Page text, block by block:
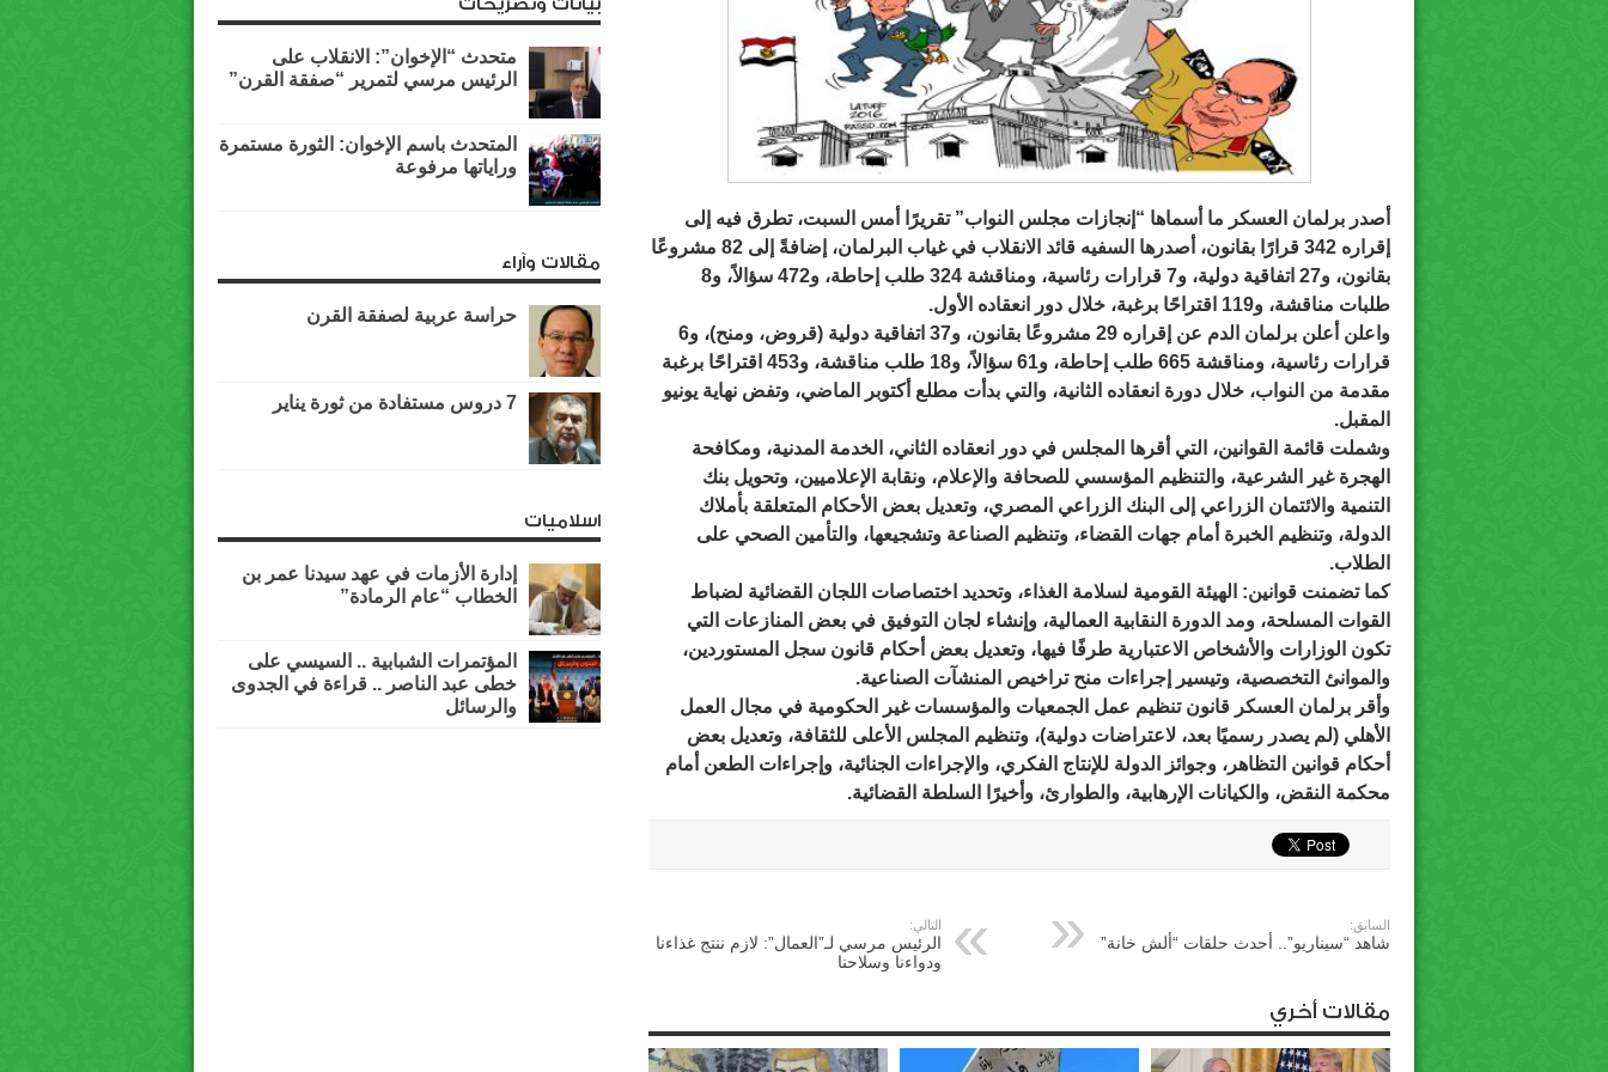
أصدر برلمان العسكر ما أسماها “إنجازات مجلس النواب” تقريرًا أمس السبت، تطرق فيه إلى
إقراره 342 قرارًا بقانون، أصدرها السفيه قائد الانقلاب في غياب البرلمان، إضافةً إلى 82 مشروعًا
بقانون، و27 اتفاقية دولية، و7 قرارات رئاسية، ومناقشة 324 طلب إحاطة، و472 سؤالاً، و8
طلبات مناقشة، و119 اقتراحًا برغبة، خلال دور انعقاده الأول.
واعلن أعلن برلمان الدم عن إقراره 29 مشروعًا بقانون، و37 اتفاقية دولية (قروض، ومنح)، و6
قرارات رئاسية، ومناقشة 665 طلب إحاطة، و61 سؤالاً، و18 طلب مناقشة، و453 اقتراحًا برغبة
مقدمة من النواب، خلال دورة انعقاده الثانية، والتي بدأت مطلع أكتوبر الماضي، وتفض نهاية يونيو
المقبل.
وشملت قائمة القوانين، التي أقرها المجلس في دور انعقاده الثاني، الخدمة المدنية، ومكافحة
الهجرة غير الشرعية، والتنظيم المؤسسي للصحافة والإعلام، ونقابة الإعلاميين، وتحويل بنك
التنمية والائتمان الزراعي إلى البنك الزراعي المصري، وتعديل بعض الأحكام المتعلقة بأملاك
الدولة، وتنظيم الخبرة أمام جهات القضاء، وتنظيم الصناعة وتشجيعها، والتأمين الصحي على
الطلاب.
كما تضمنت قوانين: الهيئة القومية لسلامة الغذاء، وتحديد اختصاصات اللجان القضائية لضباط
القوات المسلحة، ومد الدورة النقابية العمالية، وإنشاء لجان التوفيق في بعض المنازعات التي
تكون الوزارات والأشخاص الاعتبارية طرفًا فيها، وتعديل بعض أحكام قانون سجل المستوردين،
والموانئ التخصصية، وتيسير إجراءات منح تراخيص المنشآت الصناعية.
وأقر برلمان العسكر قانون تنظيم عمل الجمعيات والمؤسسات غير الحكومية في مجال العمل
الأهلي (لم يصدر رسميًا بعد، لاعتراضات دولية)، وتنظيم المجلس الأعلى للثقافة، وتعديل بعض
أحكام قوانين التظاهر، وجوائز الدولة للإنتاج الفكري، والإجراءات الجنائية، وإجراءات الطعن أمام
محكمة النقض، والكيانات الإرهابية، والطوارئ، وأخيرًا السلطة القضائية.
السابق:
شاهد “سيناريو”.. أحدث حلقات “ألش خانة”
التالي:
الرئيس مرسي لـ”العمال”: لازم ننتج غذاءنا
ودواءنا وسلاحنا
مقالات أخري
بيانات وتصريحات
متحدث “الإخوان”: الانقلاب على
الرئيس مرسي لتمرير “صفقة القرن”
المتحدث باسم الإخوان: الثورة مستمرة
وراياتها مرفوعة
مقالات وآراء
حراسة عربية لصفقة القرن
7 دروس مستفادة من ثورة يناير
اسلاميات
إدارة الأزمات في عهد سيدنا عمر بن
الخطاب “عام الرمادة”
المؤتمرات الشبابية .. السيسي على
خطى عبد الناصر .. قراءة في الجدوى
والرسائل